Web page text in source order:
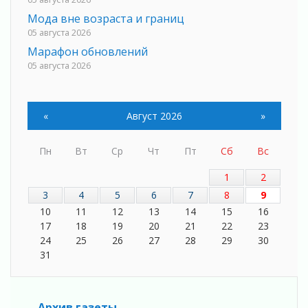
Мода вне возраста и границ
05 августа 2026
Марафон обновлений
05 августа 2026
С заботой о здоровье
05 августа 2026
Лучшая из лучших
Пульс региона
05 августа 2026
«Результат командный, заслуга каждого
ведомства и муниципалитета»
05 августа 2026
Вдохновлять, просвещать и объединять!
05 августа 2026
« Август 2026 »
Пн Вт Ср Чт Пт Сб
Вс
1
2
3
4 5 6 7 8
9
10
11 12 13 14 15
16
17
18 19 20 21 22
23
24
25 26 27 28 29
30
31